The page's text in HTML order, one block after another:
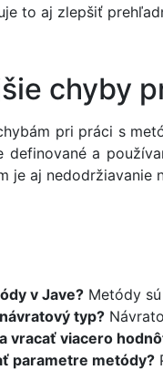
to aj zlepšiť
chyby
pri práci s
definované a
je aj
v Jave? Metódy
typ?
vracať viacero
parametre metódy?